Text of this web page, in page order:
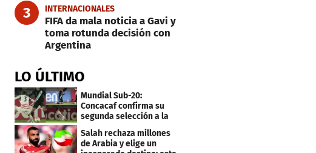
3 INTERNACIONALES
FIFA da mala noticia a Gavi y
toma rotunda decisión con
Argentina
LO ÚLTIMO
Mundial Sub-20:
Concacaf confirma su
segunda selección a la
Copa del Mundo 2027
Salah rechaza millones
de Arabia y elige un